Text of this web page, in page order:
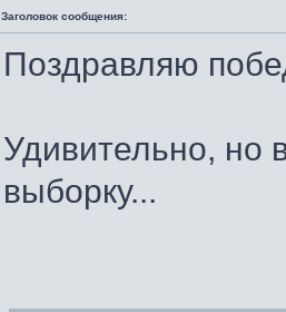
Заголовок сообщения:
Поздравляю
Удивительно, но
выборку...